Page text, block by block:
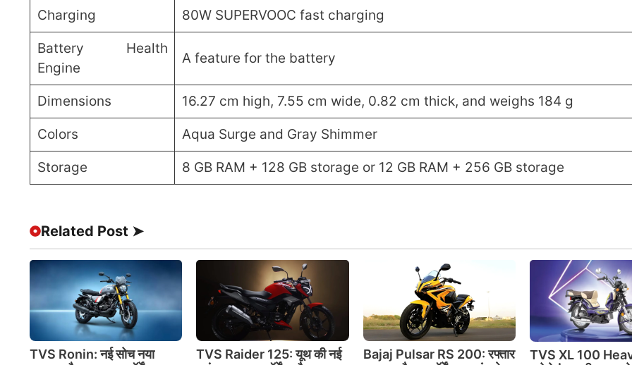
Charging 80W SUPERVOOC fast charging
Battery Health
Engine
A feature for the battery
Dimensions 16.27 cm high, 7.55 cm wide, 0.82 cm thick, and weighs 184 g
Colors Aqua Surge and Gray Shimmer
Storage 8 GB RAM + 128 GB storage or 12 GB RAM + 256 GB storage
Related Post ➤
TVS Ronin: नई सोच नया
TVS Raider 125: यूथ की नई
Bajaj Pulsar RS 200: रफ्तार
TVS XL 100